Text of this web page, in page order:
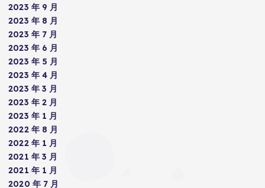
2023 年 9 月
2023 年 8 月
2023 年 7 月
2023 年 6 月
2023 年 5 月
2023 年 4 月
2023 年 3 月
2023 年 2 月
2023 年 1 月
2022 年 8 月
2022 年 1 月
2021 年 3 月
2021 年 1 月
2020 年 7 月